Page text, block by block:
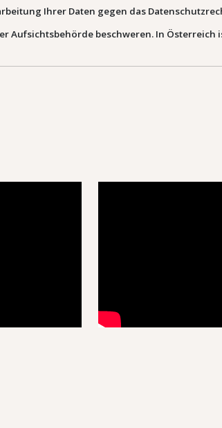
Ihrer Daten gegen das
Aufsichtsbehörde beschweren. In Österreich